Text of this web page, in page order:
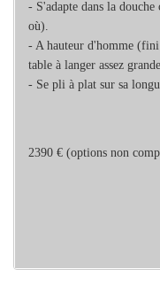
- S'adapte dans la
où).
- A hauteur d'homme
table à langer assez
- Se pli à plat sur sa
2390 € (options non